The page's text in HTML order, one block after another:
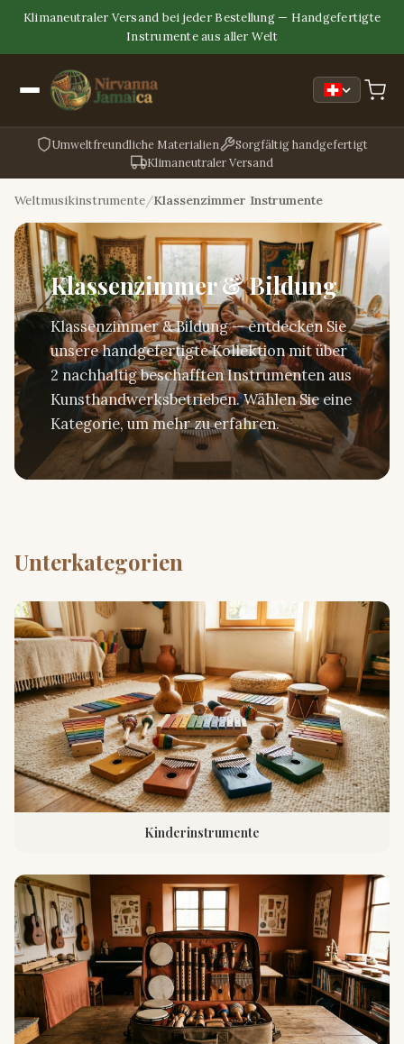
Klimaneutraler Versand bei jeder Bestellung — Handgefertigte
Instrumente aus aller Welt
Umweltfreundliche Materialien
Sorgfältig handgefertigt
Klimaneutraler Versand
Weltmusikinstrumente Klassenzimmer Instrumente
Klassenzimmer & Bildung
Klassenzimmer & Bildung — entdecken Sie
unsere handgefertigte Kollektion mit über
2 nachhaltig beschafften Instrumenten aus
Kunsthandwerksbetrieben. Wählen Sie eine
Kategorie, um mehr zu erfahren.
Unterkategorien
Kinderinstrumente